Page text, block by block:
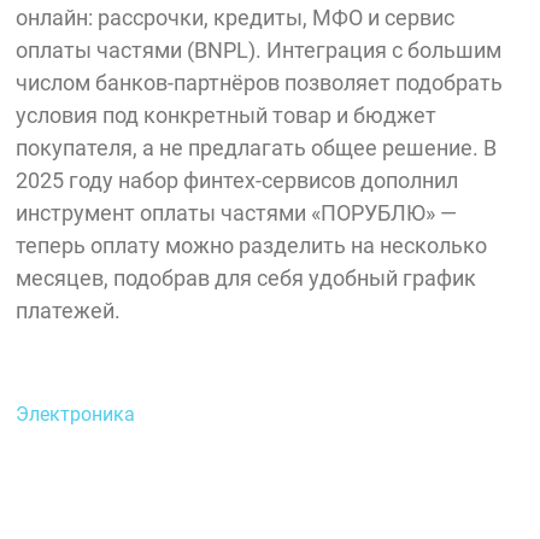
онлайн: рассрочки, кредиты, МФО и сервис
оплаты частями (BNPL). Интеграция с большим
числом банков-партнёров позволяет подобрать
условия под конкретный товар и бюджет
покупателя, а не предлагать общее решение. В
2025 году набор финтех-сервисов дополнил
инструмент оплаты частями «ПОРУБЛЮ» —
теперь оплату можно разделить на несколько
месяцев, подобрав для себя удобный график
платежей.
Электроника